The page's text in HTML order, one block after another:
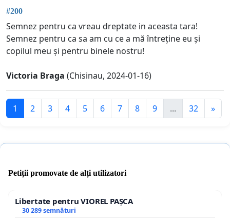
#200
Semnez pentru ca vreau dreptate in aceasta tara!
Semnez pentru ca sa am cu ce a mă întreține eu și
copilul meu și pentru binele nostru!
Victoria Braga (Chisinau, 2024-01-16)
1 2 3 4 5 6 7 8 9 ... 32 »
Petiții promovate de alți utilizatori
Libertate pentru VIOREL PAȘCA
30 289 semnături